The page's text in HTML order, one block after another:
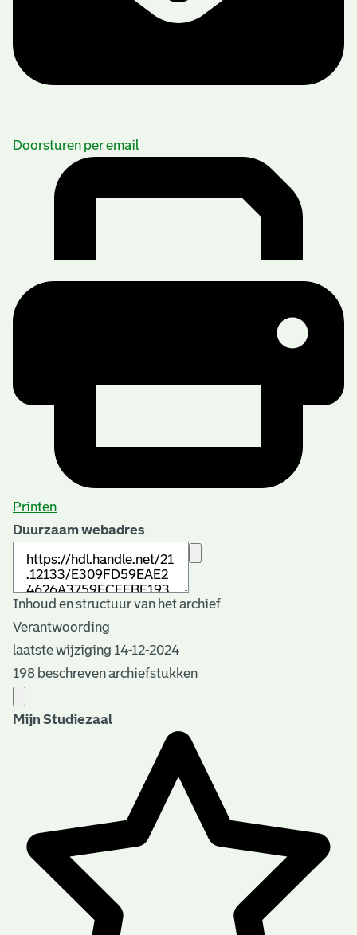
Doorsturen per email
Printen
Duurzaam webadres
Inhoud en structuur van het archief
Verantwoording
laatste wijziging 14-12-2024
198 beschreven archiefstukken
Mijn Studiezaal